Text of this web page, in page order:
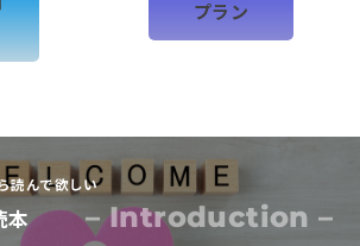
プラン
読んで欲しい
本 – Introduction –